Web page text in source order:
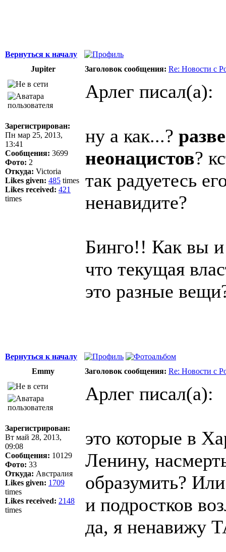
Вернуться к началу
Jupiter
Заголовок сообщения: Re: Новости с
Зарегистрирован:
Пн мар 25, 2013,
13:41
Сообщения: 3699
Фото: 2
Откуда: Victoria
Likes given: 485 times
Likes received: 421
times
Арлег писал(а):
ну а как...?
неонацистов?
так радуетесь
ненавидите?
Бинго!! Как вы
что текущая
это разные
Вернуться к началу
Emmy
Заголовок сообщения: Re: Новости с
Зарегистрирован:
Вт май 28, 2013,
09:08
Сообщения: 10129
Фото: 33
Откуда: Австралия
Likes given: 1709
times
Likes received: 2148
times
Арлег писал(а):
это которые в
Ленину,
образумить?
и подростков
да, я ненавижу